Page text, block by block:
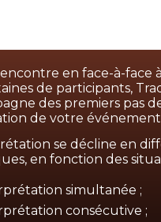
en face-à-face
de participants,
des premiers pas
de votre
se décline en
en fonction des
simultanée ;
consécutive ;